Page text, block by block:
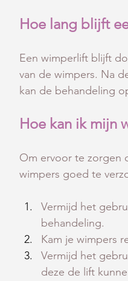
Hoe lang blijft
Een wimperlift blijft
van de wimpers. Na
kan de behandeling
Hoe kan ik mijn
Om ervoor te zorgen
wimpers goed te
Vermijd het
behandeling.
Kam je wimpers
Vermijd het
deze de lift